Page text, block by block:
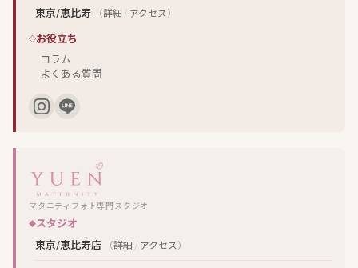
東京/恵比寿
（詳細 / アクセス）
お役立ち
コラム
よくある質問
マタニティフォト専門スタジオ
スタジオ
東京/恵比寿店
（詳細 / アクセス）